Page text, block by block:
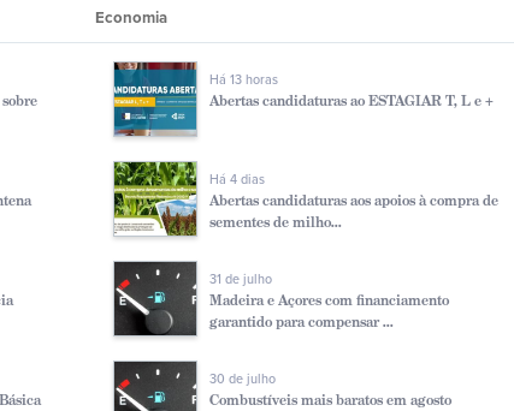
Economia
Há 13 horas
Abertas candidaturas ao ESTAGIAR T, L e +
Há 4 dias
Abertas candidaturas aos apoios à compra de
sementes de milho...
31 de julho
Madeira e Açores com financiamento
garantido para compensar ...
30 de julho
Combustíveis mais baratos em agosto